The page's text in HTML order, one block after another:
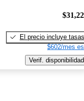
El precio incluye tasas
$602/mes
Verif. disponibilidad